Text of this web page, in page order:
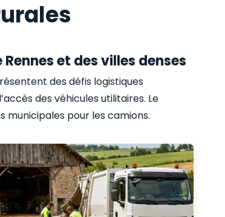
et des villes denses
des défis logistiques
des véhicules utilitaires. Le
pour les camions.